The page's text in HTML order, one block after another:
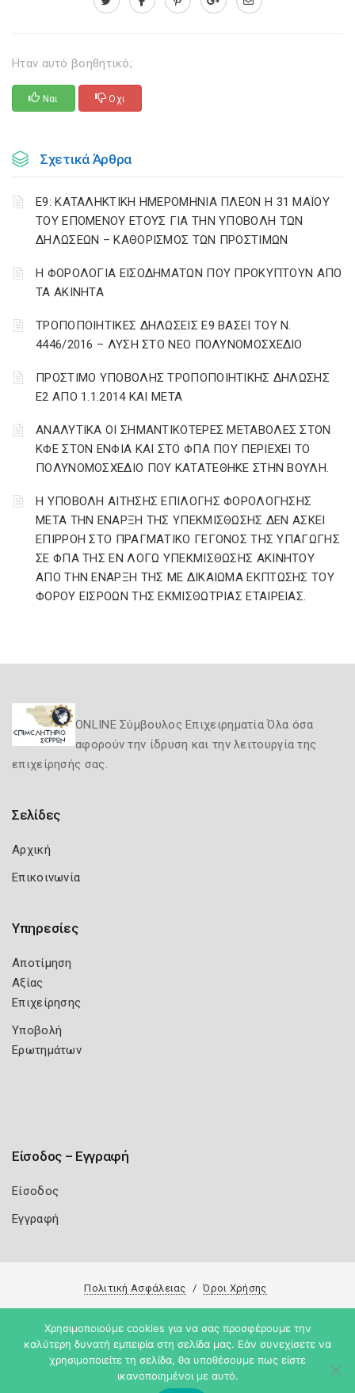
Ηταν αυτό βοηθητικό;
Ναι Οχι
Σχετικά Άρθρα
Ε9: ΚΑΤΑΛΗΚΤΙΚΗ ΗΜΕΡΟΜΗΝΙΑ ΠΛΕΟΝ Η 31 ΜΑΪΟΥ
ΤΟΥ ΕΠΟΜΕΝΟΥ ΕΤΟΥΣ ΓΙΑ ΤΗΝ ΥΠΟΒΟΛΗ ΤΩΝ
ΔΗΛΩΣΕΩΝ – ΚΑΘΟΡΙΣΜΟΣ ΤΩΝ ΠΡΟΣΤΙΜΩΝ
Η ΦΟΡΟΛΟΓΙΑ ΕΙΣΟΔΗΜΑΤΩΝ ΠΟΥ ΠΡΟΚΥΠΤΟΥΝ ΑΠΟ
ΤΑ ΑΚΙΝΗΤΑ
ΤΡΟΠΟΠΟΙΗΤΙΚΕΣ ΔΗΛΩΣΕΙΣ Ε9 ΒΑΣΕΙ ΤΟΥ Ν.
4446/2016 – ΛΥΣΗ ΣΤΟ ΝΕΟ ΠΟΛΥΝΟΜΟΣΧΕΔΙΟ
ΠΡΟΣΤΙΜΟ ΥΠΟΒΟΛΗΣ ΤΡΟΠΟΠΟΙΗΤΙΚΗΣ ΔΗΛΩΣΗΣ
Ε2 ΑΠΟ 1.1.2014 ΚΑΙ ΜΕΤΑ
ΑΝΑΛΥΤΙΚΑ ΟΙ ΣΗΜΑΝΤΙΚΟΤΕΡΕΣ ΜΕΤΑΒΟΛΕΣ ΣΤΟΝ
ΚΦΕ ΣΤΟΝ ΕΝΦΙΑ ΚΑΙ ΣΤΟ ΦΠΑ ΠΟΥ ΠΕΡΙΕΧΕΙ ΤΟ
ΠΟΛΥΝΟΜΟΣΧΕΔΙΟ ΠΟΥ ΚΑΤΑΤΕΘΗΚΕ ΣΤΗΝ ΒΟΥΛΗ.
Η ΥΠΟΒΟΛΗ ΑΙΤΗΣΗΣ ΕΠΙΛΟΓΗΣ ΦΟΡΟΛΟΓΗΣΗΣ
ΜΕΤΑ ΤΗΝ ΕΝΑΡΞΗ ΤΗΣ ΥΠΕΚΜΙΣΘΩΣΗΣ ΔΕΝ ΑΣΚΕΙ
ΕΠΙΡΡΟΗ ΣΤΟ ΠΡΑΓΜΑΤΙΚΟ ΓΕΓΟΝΟΣ ΤΗΣ ΥΠΑΓΩΓΗΣ
ΣΕ ΦΠΑ ΤΗΣ ΕΝ ΛΟΓΩ ΥΠΕΚΜΙΣΘΩΣΗΣ ΑΚΙΝΗΤΟΥ
ΑΠΟ ΤΗΝ ΕΝΑΡΞΗ ΤΗΣ ΜΕ ΔΙΚΑΙΩΜΑ ΕΚΠΤΩΣΗΣ ΤΟΥ
ΦΟΡΟΥ ΕΙΣΡΟΩΝ ΤΗΣ ΕΚΜΙΣΘΩΤΡΙΑΣ ΕΤΑΙΡΕΙΑΣ.
ONLINE Σύμβουλος Επιχειρηματία Όλα όσα
αφορούν την ίδρυση και την λειτουργία της
επιχείρησής σας.
Σελίδες
Αρχική
Επικοινωνία
Υπηρεσίες
Αποτίμηση
Αξίας
Επιχείρησης
Υποβολή
Ερωτημάτων
Είσοδος – Εγγραφή
Είσοδος
Εγγραφή
Πολιτική Ασφάλειας Όροι Χρήσης
Copyright 2026 Knowledge A.E.
Χρησιμοποιούμε cookies για να σας προσφέρουμε την
καλύτερη δυνατή εμπειρία στη σελίδα μας. Εάν συνεχίσετε να
χρησιμοποιείτε τη σελίδα, θα υποθέσουμε πως είστε
ικανοποιημένοι με αυτό.